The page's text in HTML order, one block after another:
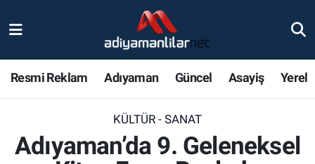
Resmi Reklam Adıyaman Güncel Asayiş Yerel
KÜLTÜR - SANAT
Adıyaman’da 9. Geleneksel
Magazin
Nöbetçi Eczaneler
Adiyaman Namaz Vakitleri
Trafik Durumu